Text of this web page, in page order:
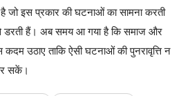
जो इस प्रकार की घटनाओं का सामना करती
हैं। अब समय आ गया है कि समाज और
उठाए ताकि ऐसी घटनाओं की पुनरावृत्ति न
सकें।